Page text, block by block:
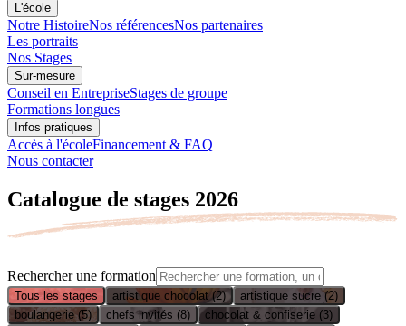
L'école
Notre HistoireNos référencesNos partenaires
Les portraits
Nos Stages
Sur-mesure
Conseil en EntrepriseStages de groupe
Formations longues
Infos pratiques
Accès à l'écoleFinancement & FAQ
Nous contacter
Catalogue de stages 2026
Rechercher une formation
Tous les stages artistique chocolat (2) artistique sucre(2)
boulangerie(5) chefs invités (8) chocolat & confiserie (3)